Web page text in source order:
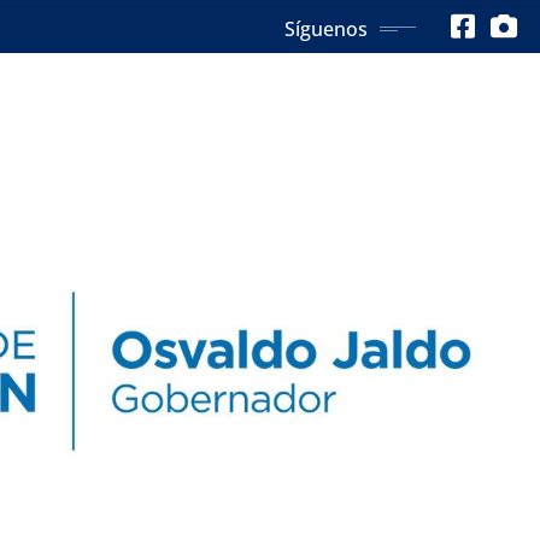
Síguenos